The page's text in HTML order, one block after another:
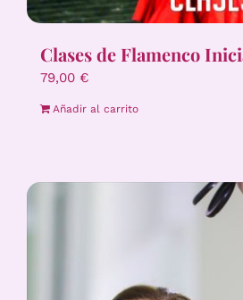
Clases de Flamenco
79,00 €
Añadir al carrito